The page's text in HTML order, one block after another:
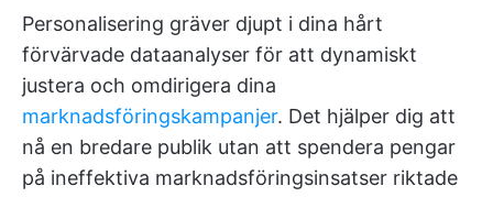
Personalisering gräver djupt i dina hårt
förvärvade dataanalyser för att dynamiskt
justera och omdirigera dina
marknadsföringskampanjer. Det hjälper dig att
nå en bredare publik utan att spendera pengar
på ineffektiva marknadsföringsinsatser riktade